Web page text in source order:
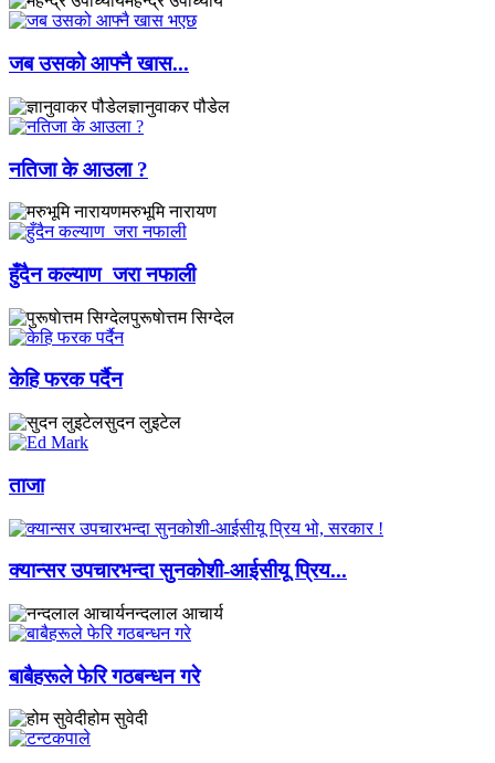
जब उसको आफ्नै खास...
ज्ञानुवाकर पौडेल
नतिजा के आउला ?
मरुभूमि नारायण
हुँदैन कल्याण जरा नफाली
पुरूषाेत्तम सिग्देल
केहि फरक पर्दैन
सुदन लुइटेल
ताजा
​क्यान्सर उपचारभन्दा सुनकोशी-आईसीयू प्रिय...
नन्दलाल आचार्य
बाबैहरूले फेरि गठबन्धन गरे
होम सुवेदी